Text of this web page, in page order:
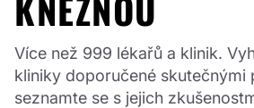
Více než 999 lékařů a klinik.
kliniky doporučené skutečnými
seznamte se s jejich